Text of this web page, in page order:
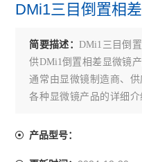
奥林巴斯BX51荧光显微镜
奥林巴斯CKX31倒置显微
奥林巴斯CKX41倒置显微
Leica徕卡S9 E体视显微镜
徕卡DMi8倒置显微镜
DMi1三目倒置相
简要描述：DMi1三目倒
供DMi1倒置相差显微镜
通常由显微镜制造商、
各种显微镜产品的详细
产品型号：